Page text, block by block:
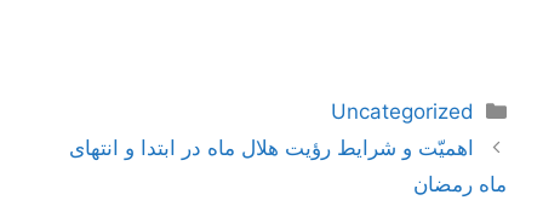
دسته‌ها
Uncategorized
ناوبری
نوشته‌ها
اهمیّت و شرایط رؤیت هلال ماه در ابتدا و انتهای
ماه رمضان